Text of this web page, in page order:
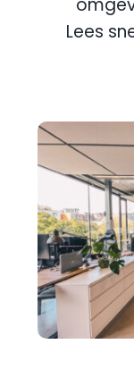
Lees